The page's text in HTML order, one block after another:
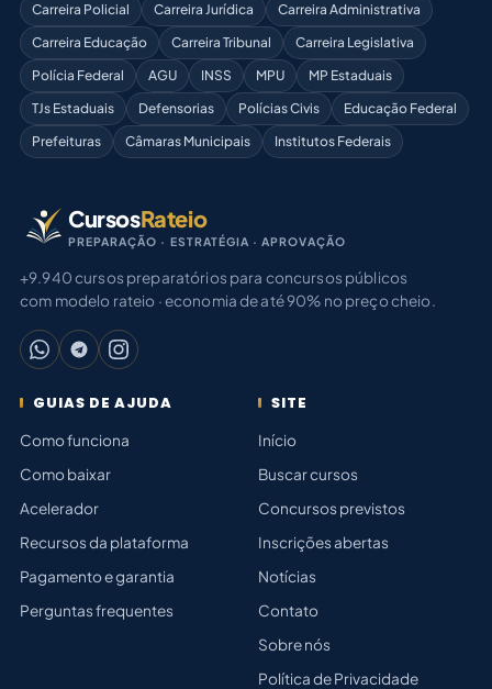
Carreira Policial Carreira Jurídica
Carreira Administrativa
Carreira Educação
Carreira Tribunal
Carreira Legislativa
Polícia Federal
AGU INSS MPU
MP Estaduais
TJs Estaduais
Defensorias Polícias Civis
Educação Federal
Prefeituras
Câmaras Municipais Institutos Federais
CursosRateio
PREPARAÇÃO · ESTRATÉGIA · APROVAÇÃO
+9.940 cursos preparatórios para concursos públicos
com modelo rateio · economia de até 90% no preço cheio.
GUIAS DE AJUDA
Como funciona
Como baixar
Acelerador
Recursos da plataforma
Pagamento e garantia
Perguntas frequentes
SITE
Início
Buscar cursos
Concursos previstos
Inscrições abertas
Notícias
Contato
Sobre nós
Política de Privacidade